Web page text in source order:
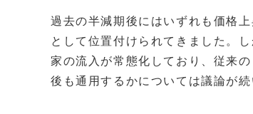
過去の半減期後にはいずれも価格
として位置付けられてきました。
家の流入が常態化しており、従来
後も通用するかについては議論が続